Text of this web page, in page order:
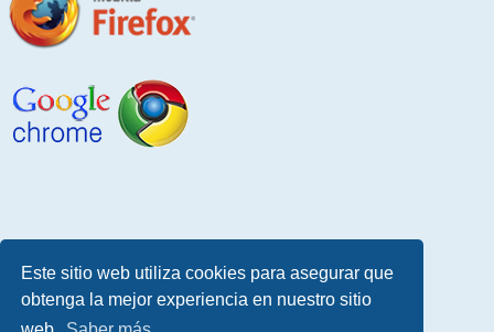
Este sitio web utiliza cookies para asegurar que
obtenga la mejor experiencia en nuestro sitio